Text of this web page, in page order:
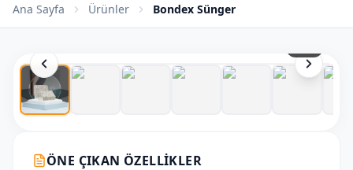
Ana Sayfa Ürünler Bondex Sünger
ÖNE ÇIKAN ÖZELLIKLER